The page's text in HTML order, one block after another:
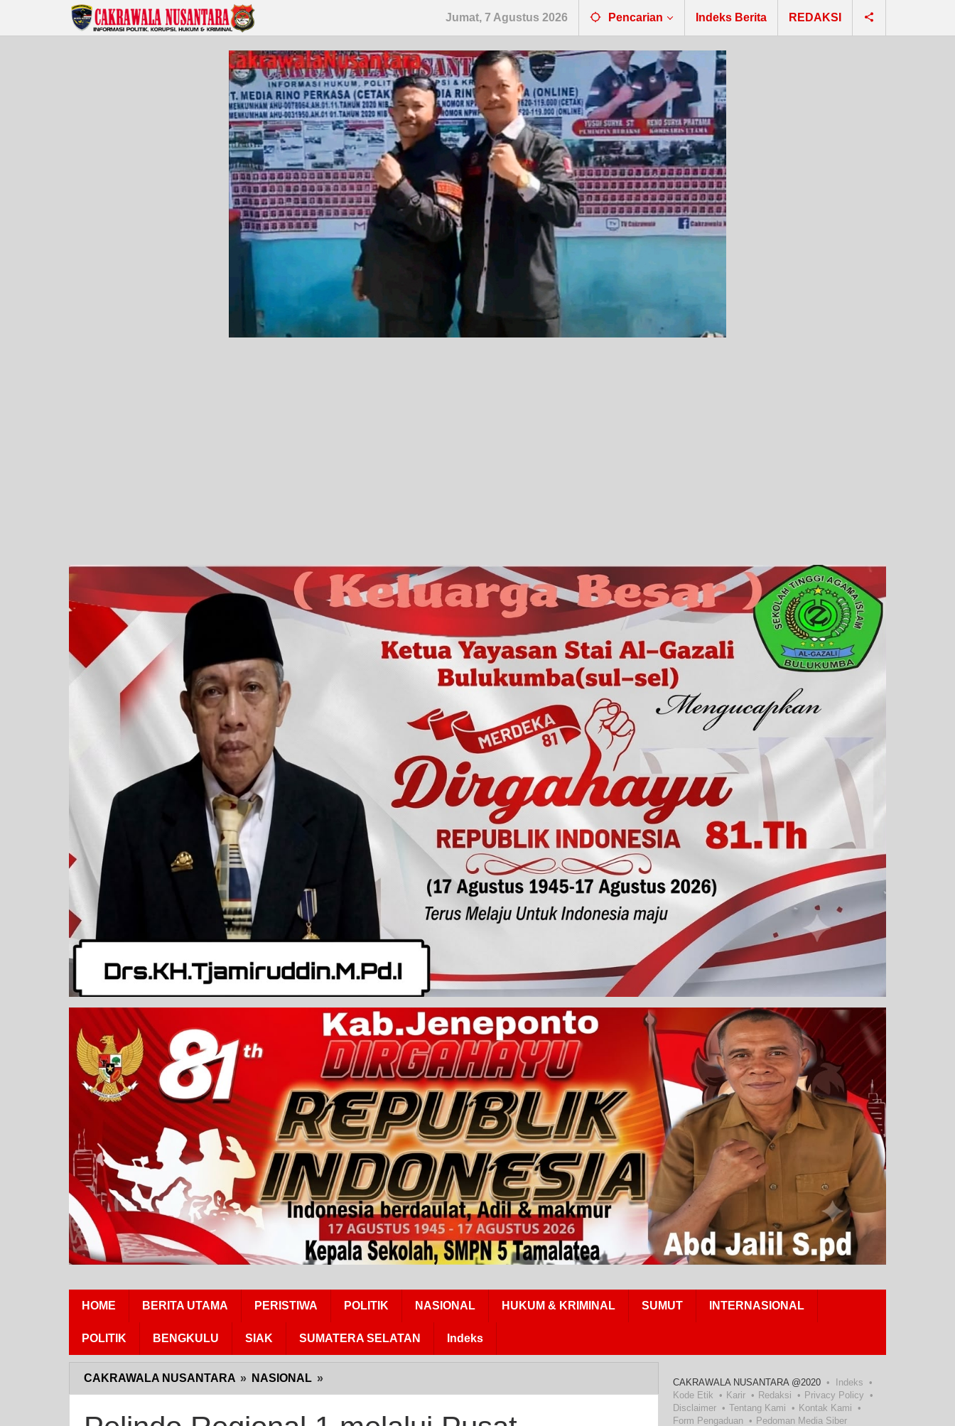
Jumat, 7 Agustus 2026 Pencarian Indeks Berita REDAKSI
HOME BERITA UTAMA PERISTIWA POLITIK NASIONAL HUKUM & KRIMINAL SUMUT INTERNASIONAL
POLITIK BENGKULU SIAK SUMATERA SELATAN Indeks
CAKRAWALA NUSANTARA » NASIONAL »
Regional
CAKRAWALA NUSANTARA @2020
Indeks
Kode Etik
Karir Redaksi
Privacy Policy
Disclaimer
Tentang Kami
Kontak Kami
Form Pengaduan
Pedoman Media Siber